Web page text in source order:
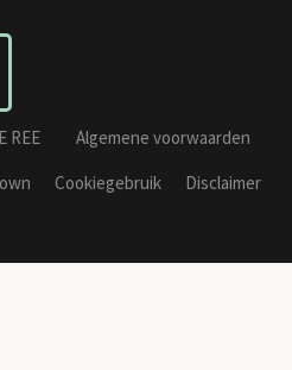
REE
Algemene voorwaarden
Cookiegebruik
Disclaimer